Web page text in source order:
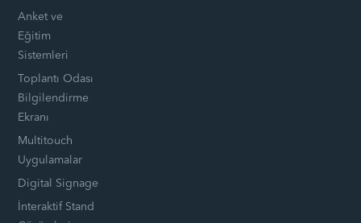
Anket ve
Eğitim
Sistemleri
Toplantı Odası
Bilgilendirme
Ekranı
Multitouch
Uygulamalar
Digital Signage
İnteraktif Stand